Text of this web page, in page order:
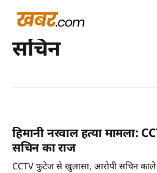
सचिन
हिमानी नरवाल हत्या मामला:
सचिन का राज
CCTV फुटेज से खुलासा, आरोपी सचिन